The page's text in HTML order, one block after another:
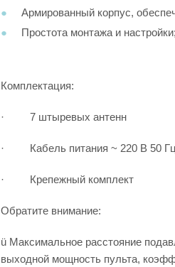
Армированный корпус,
Простота монтажа и настройки;
Комплектация:
· 7 штыревых антенн
· Кабель питания ~ 220 В 50 Гц
· Крепежный комплект
Обратите внимание:
ü Максимальное расстояние
выходной мощность пульта,